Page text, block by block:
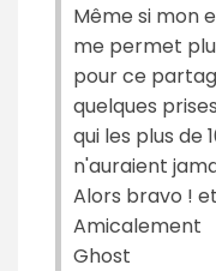
Même si mon
me permet
pour ce
quelques
qui les plus de
n'auraient
Alors bravo !
Amicalement
Ghost